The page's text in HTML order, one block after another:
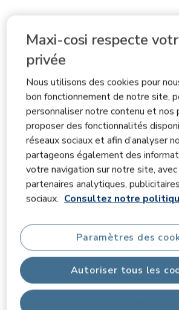
Maxi-cosi respecte
privée
Nous utilisons des cookies pour
bon fonctionnement de notre site,
personnaliser notre contenu et nos
proposer des fonctionnalités
réseaux sociaux et afin d’analyser
partageons également des
votre navigation sur notre site, avec
partenaires analytiques,
sociaux. Consultez notre
Autoriser tous les
Paramètres des
Description sommaire de la notation
Sélectionnez une ligne ci-dessous
5 étoilesétoiles
4 étoiles étoiles
3 étoiles étoiles
1 étoileétoiles
4.7
20 avis
Notes moyennes des clients
Qualité
Qualité, 4.9 sur 5